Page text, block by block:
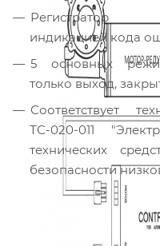
индикацией кода
5 основных
только выход,
Соответствует
ТС-020-011
технических
безопасности